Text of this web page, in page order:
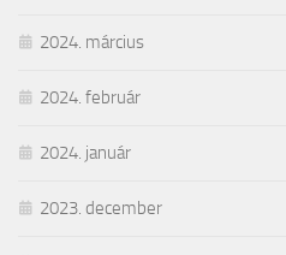
2024. március
2024. február
2024. január
2023. december